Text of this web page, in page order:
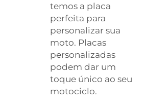
temos a placa
perfeita para
personalizar sua
moto. Placas
personalizadas
podem dar um
toque único ao seu
motociclo.